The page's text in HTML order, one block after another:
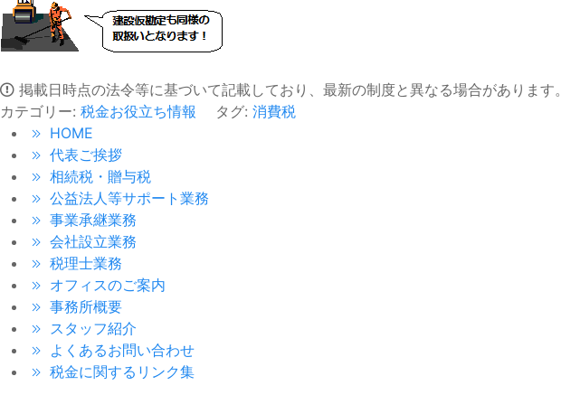
掲載日時点の法令等に基づいて記載しており、最新の制度と異なる場合があります。
カテゴリー: 税金お役立ち情報 タグ: 消費税
HOME
代表ご挨拶
相続税・贈与税
公益法人等サポート業務
事業承継業務
会社設立業務
税理士業務
オフィスのご案内
事務所概要
スタッフ紹介
よくあるお問い合わせ
税金に関するリンク集